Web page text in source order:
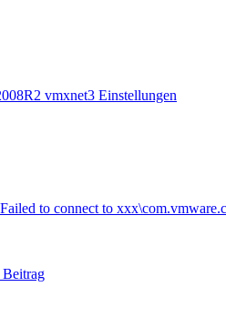
vmxnet3 Einstellungen
to connect to
Beitrag